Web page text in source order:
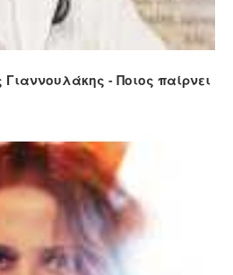
- Ποιος παίρνει